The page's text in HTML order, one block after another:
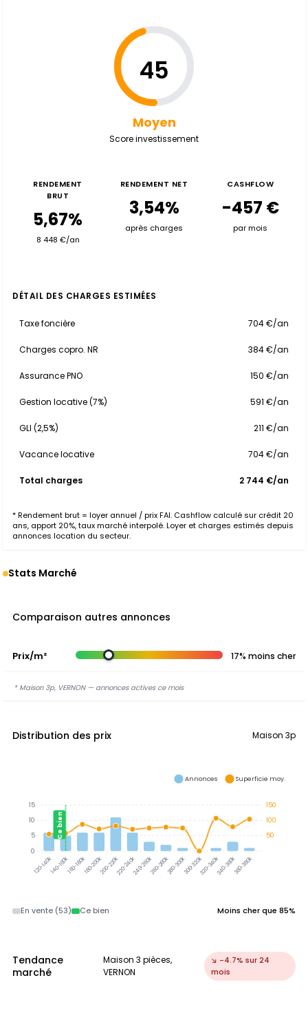
45
Moyen
Score investissement
RENDEMENT
BRUT
5,67%
8 448 €/an
RENDEMENT NET
3,54%
après charges
CASHFLOW
-457 €
par mois
DÉTAIL DES CHARGES ESTIMÉES
Taxe foncière 704 €/an
Charges copro. NR 384 €/an
Assurance PNO 150 €/an
Gestion locative (7%) 591 €/an
GLI (2,5%) 211 €/an
Vacance locative 704 €/an
Total charges 2 744 €/an
* Rendement brut = loyer annuel / prix FAI. Cashflow calculé sur crédit 20
ans, apport 20%, taux marché interpolé. Loyer et charges estimés depuis
annonces location du secteur.
Stats Marché
Comparaison autres annonces
Prix/m² 17% moins cher
* Maison 3p, VERNON — annonces actives ce mois
Distribution des prix Maison 3p
120-140k140-160k160-180k180-200k200-220k220-240k240-260k260-280k280-300k300-320k320-340k340-360k360-380k
Ce bien
150
100
50
15
10
5
0
Annonces Superficie moy.
En vente (53) Ce bien Moins cher que 85%
Tendance
marché
Maison 3 pièces,
VERNON
↘ -4.7% sur 24
mois